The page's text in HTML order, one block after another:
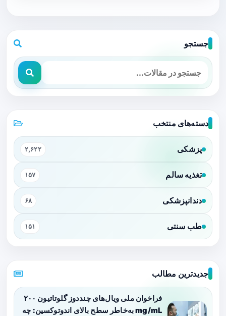
جستجو
دسته‌های منتخب
پزشکی ۲,۶۲۲
تغذیه سالم ۱۵۷
دندانپزشکی ۶۸
طب سنتی ۱۵۱
جدیدترین مطالب
فراخوان ملی ویال‌های چنددوز گلوتاتیون ۲۰۰
mg/mL به‌خاطر سطح بالای اندوتوکسین: چه